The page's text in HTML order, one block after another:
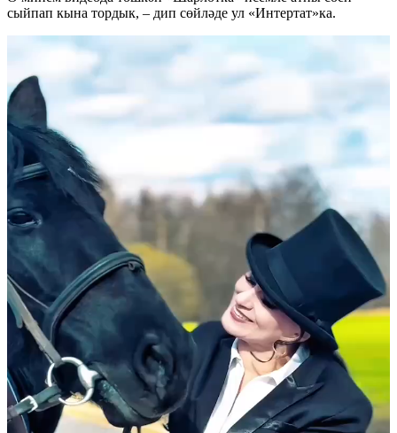
сыйпап кына тордык, – дип сөйләде ул «Интертат»ка.